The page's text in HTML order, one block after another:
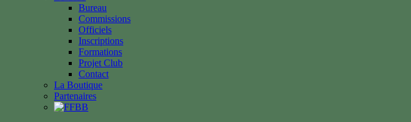
Bureau
Commissions
Officiels
Inscriptions
Formations
Projet Club
Contact
La Boutique
Partenaires